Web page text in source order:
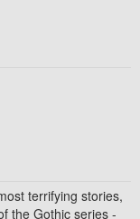
terrifying stories,
the Gothic series -